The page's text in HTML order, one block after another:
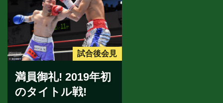
試合後会見
満員御礼! 2019年初
のタイトル戦!